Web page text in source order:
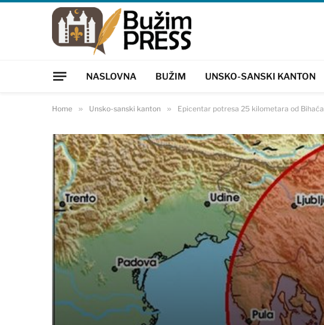
NASLOVNA BUŽIM UNSKO-SANSKI KANTON
Home » Unsko-sanski kanton » Epicentar potresa 25 kilometara od Bihaća